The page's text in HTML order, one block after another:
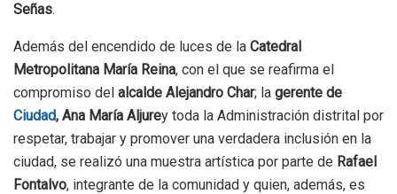
Señas.
Además del encendido de luces de la Catedral
Metropolitana María Reina, con el que se reafirma el
compromiso del alcalde Alejandro Char; la gerente de
Ciudad, Ana María Aljurey toda la Administración distrital por
respetar, trabajar y promover una verdadera inclusión en la
ciudad, se realizó una muestra artística por parte de Rafael
Fontalvo, integrante de la comunidad y quien, además, es